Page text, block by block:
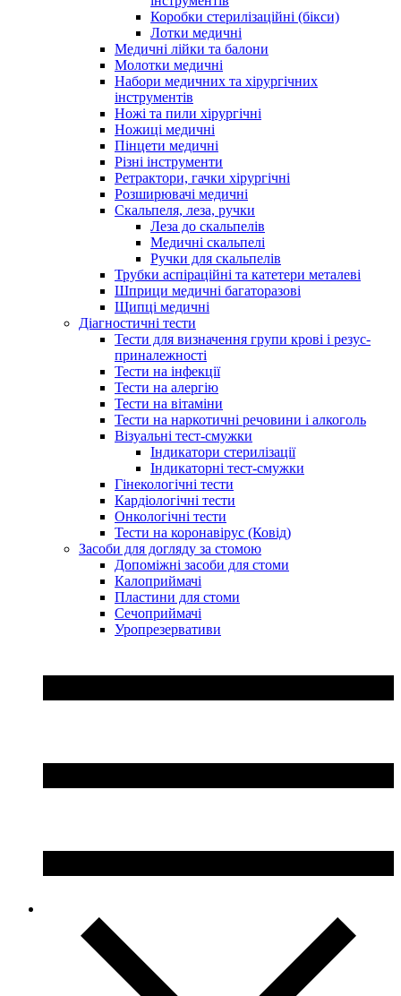
Коробки стерилізаційні (бікси)
Лотки медичні
Медичні лійки та балони
Молотки медичні
Набори медичних та хірургічних
інструментів
Ножі та пили хірургічні
Ножиці медичні
Пінцети медичні
Різні інструменти
Ретрактори, гачки хірургічні
Розширювачі медичні
Скальпеля, леза, ручки
Леза до скальпелів
Медичні скальпелі
Ручки для скальпелів
Трубки аспіраційні та катетери металеві
Шприци медичні багаторазові
Щипці медичні
Діагностичні тести
Тести для визначення групи крові і резус-
приналежності
Тести на інфекції
Тести на алергію
Тести на вітаміни
Тести на наркотичні речовини і алкоголь
Візуальні тест-смужки
Індикатори стерилізації
Індикаторні тест-смужки
Гінекологічні тести
Кардіологічні тести
Онкологічні тести
Тести на коронавірус (Ковід)
Засоби для догляду за стомою
Допоміжні засоби для стоми
Калоприймачі
Пластини для стоми
Сечоприймачі
Уропрезервативи